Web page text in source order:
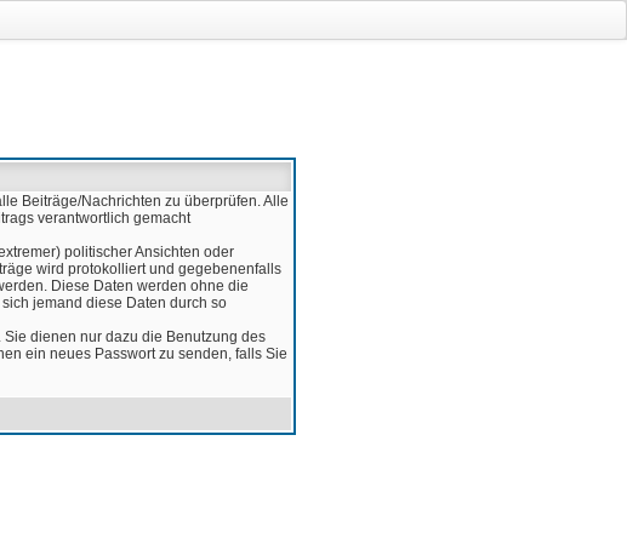
Beiträge/Nachrichten zu überprüfen. Alle
verantwortlich gemacht
politischer Ansichten oder
wird protokolliert und gegebenenfalls
Diese Daten werden ohne die
jemand diese Daten durch so
dienen nur dazu die Benutzung des
ein neues Passwort zu senden, falls Sie